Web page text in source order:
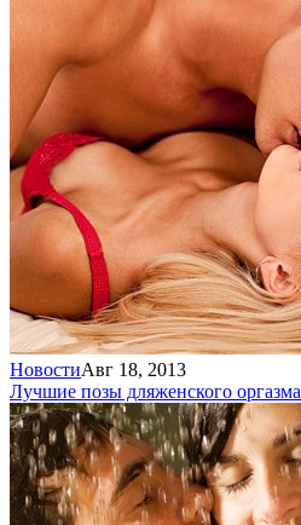
НовостиАвг 18, 2013
Лучшие позы дляженского оргазма